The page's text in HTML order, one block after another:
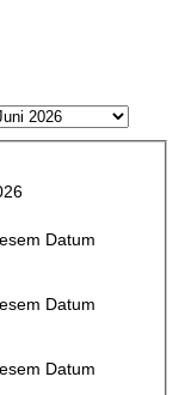
Datum
Datum
Datum